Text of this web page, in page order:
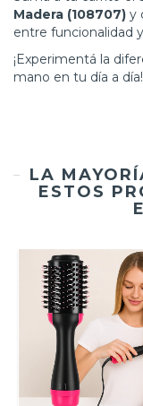
Madera (108707) y
entre funcionalidad
¡Experimentá la
mano en tu día a día!
LA
ESTOS